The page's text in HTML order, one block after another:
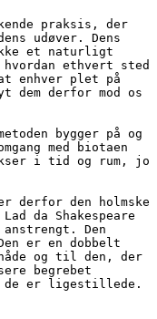
praksis, der
udøver. Dens
et naturligt
ethvert sted
enhver plet på
dem derfor mod os
bygger på og
med biotaen
i tid og rum, jo
derfor den holmske
da Shakespeare
Den
er en dobbelt
og til den, der
begrebet
de er ligestillede.